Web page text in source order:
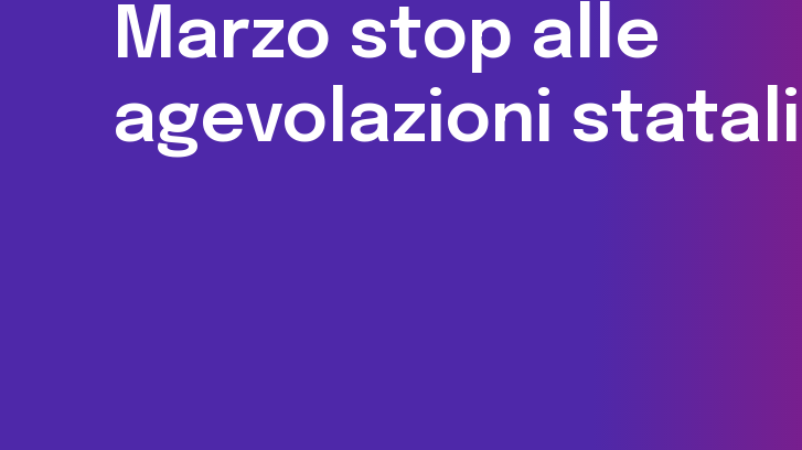
Marzo stop alle
agevolazioni statali